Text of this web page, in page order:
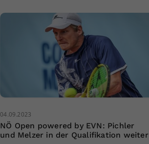
04.09.2023
NÖ Open powered by EVN: Pichler
und Melzer in der Qualifikation weiter